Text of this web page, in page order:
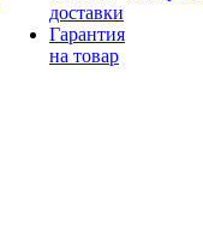
доставки
Гарантия
на товар